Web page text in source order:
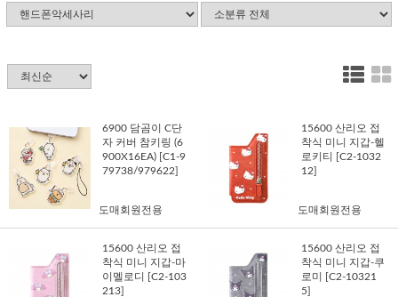
6900 담곰이 C단
자 커버 참키링 (6
900X16EA) [C1-9
79738/979622]
도매회원전용
15600 산리오 접
착식 미니 지갑-헬
로키티 [C2-1032
12]
도매회원전용
15600 산리오 접
착식 미니 지갑-마
이멜로디 [C2-103
213]
15600 산리오 접
착식 미니 지갑-쿠
로미 [C2-10321
5]